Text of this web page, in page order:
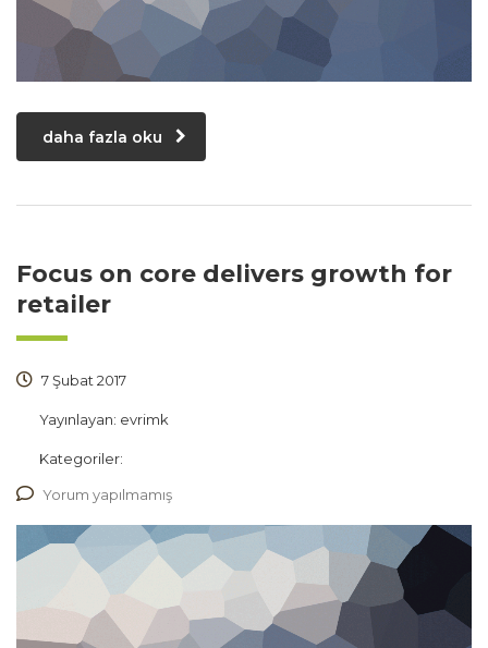
daha fazla oku
Focus on core delivers growth for
retailer
7 Şubat 2017
Yayınlayan: evrimk
Kategoriler:
Yorum yapılmamış